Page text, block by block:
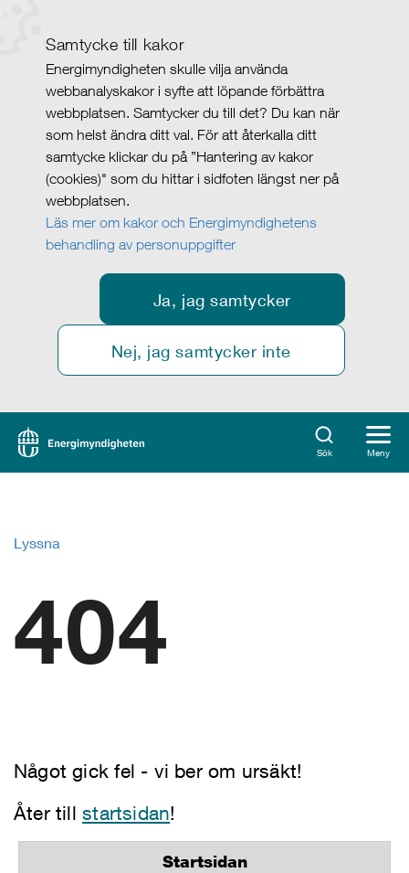
Samtycke till kakor
Energimyndigheten skulle vilja använda
webbanalyskakor i syfte att löpande förbättra
webbplatsen. Samtycker du till det? Du kan när
som helst ändra ditt val. För att återkalla ditt
samtycke klickar du på ”Hantering av kakor
(cookies)" som du hittar i sidfoten längst ner på
webbplatsen.
Läs mer om kakor och Energimyndighetens
behandling av personuppgifter
Ja, jag samtycker
Nej, jag samtycker inte
Sök Meny
Lyssna
404
Något gick fel - vi ber om ursäkt!
Åter tillstartsidan!
Startsidan